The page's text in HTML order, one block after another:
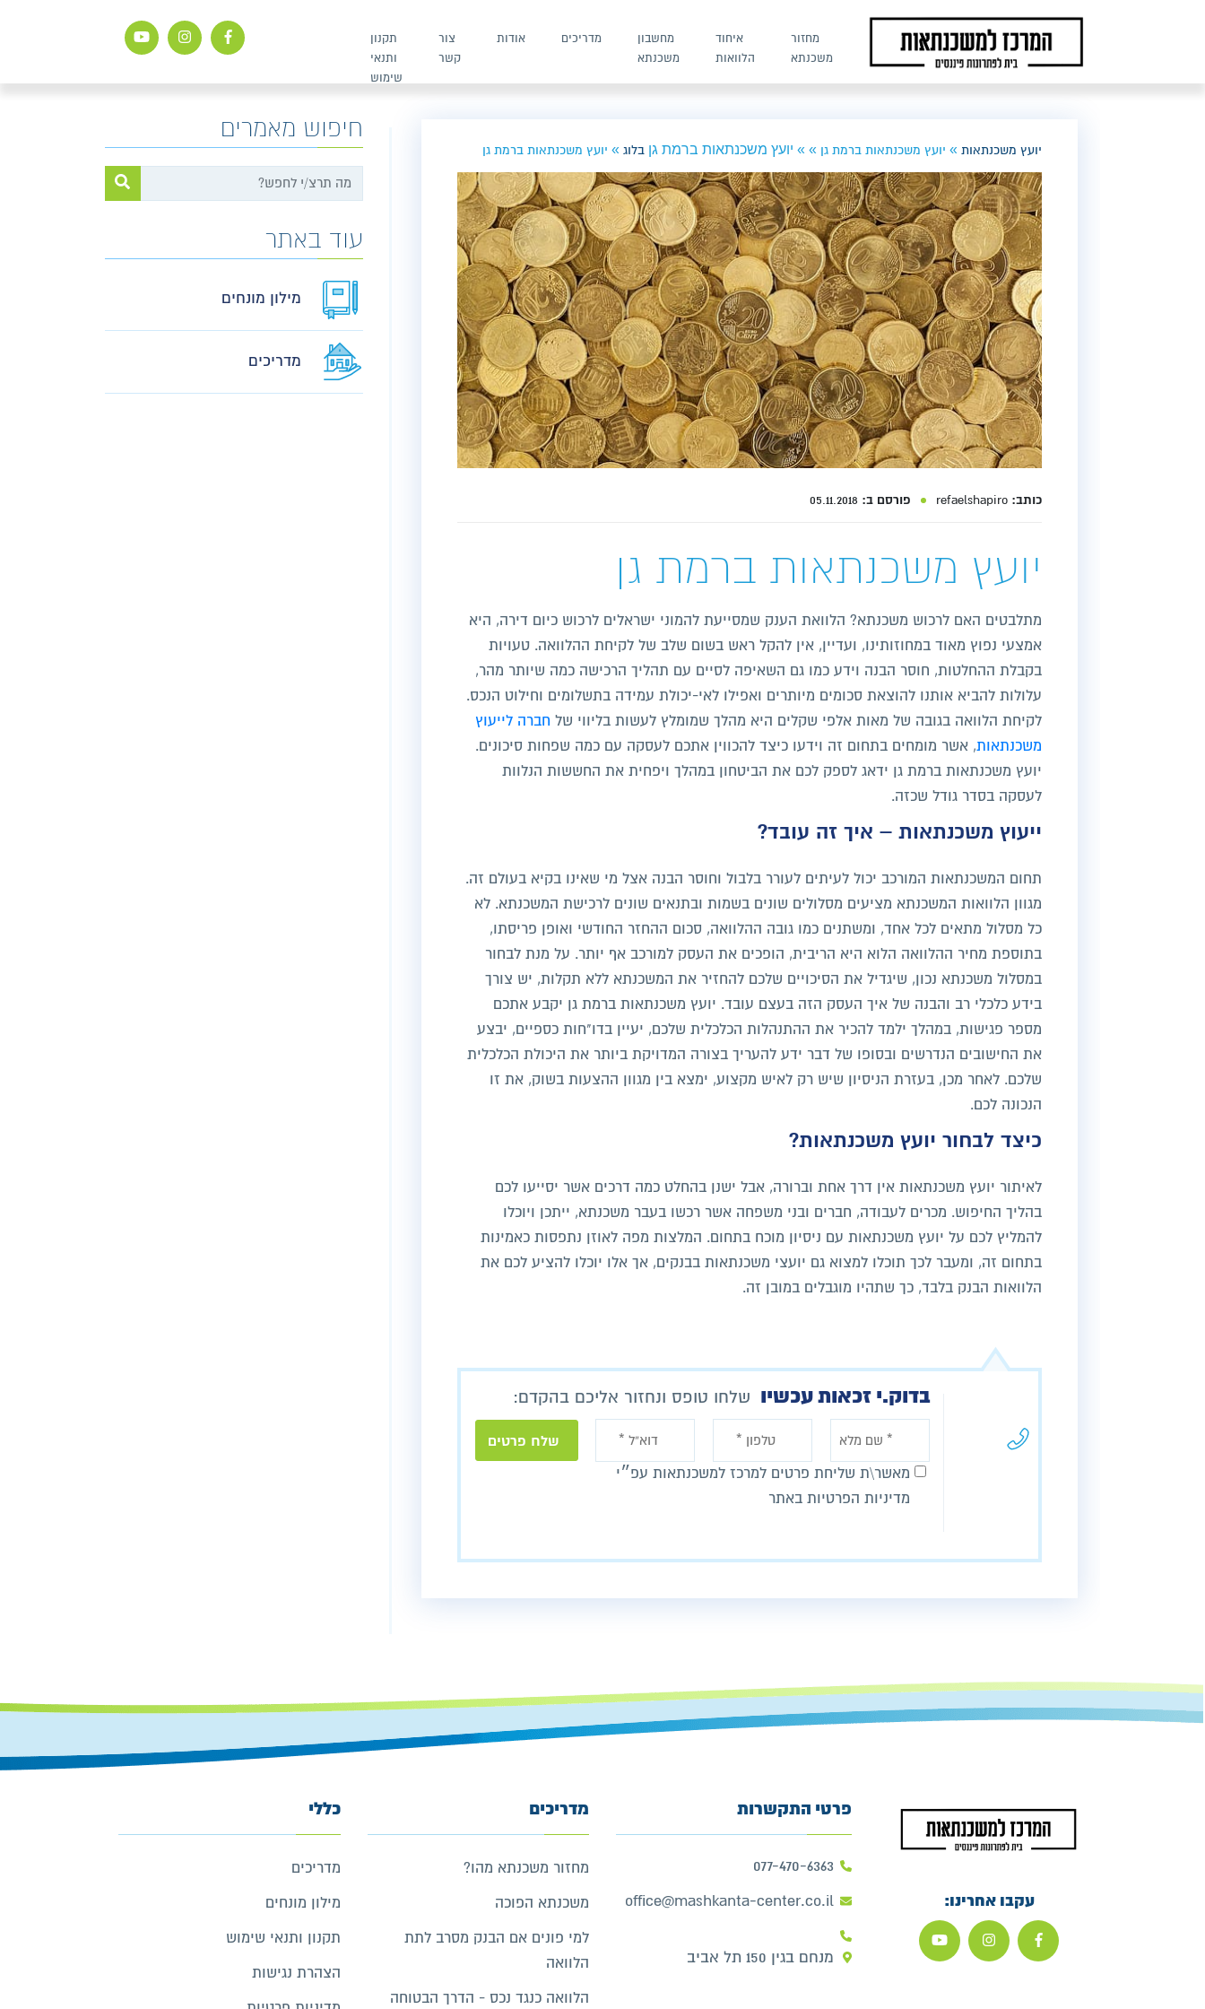
מחזור
משכנתא
איחוד
הלוואות
מחשבון
משכנתא
מדריכים אודות
צור
קשר
תקנון
ותנאי
שימוש
יועץ משכנתאות » יועץ משכנתאות ברמת גן »
» יועץ משכנתאות ברמת גן בלוג » יועץ משכנתאות ברמת גן
כותב: פורסם ב:
יועץ משכנתאות ברמת גן
מתלבטים האם לרכוש משכנתא? הלוואת הענק שמסייעת להמוני ישראלים לרכוש כיום דירה, היא
אמצעי נפוץ מאוד במחוזותינו, ועדיין, אין להקל ראש בשום שלב של לקיחת ההלוואה. טעויות
בקבלת ההחלטות, חוסר הבנה וידע כמו גם השאיפה לסיים עם תהליך הרכישה כמה שיותר מהר,
עלולות להביא אותנו להוצאת סכומים מיותרים ואפילו לאי-יכולת עמידה בתשלומים וחילוט הנכס.
לקיחת הלוואה בגובה של מאות אלפי שקלים היא מהלך שמומלץ לעשות בליווי של חברה לייעוץ
משכנתאות, אשר מומחים בתחום זה וידעו כיצד להכווין אתכם לעסקה עם כמה שפחות סיכונים.
יועץ משכנתאות ברמת גן ידאג לספק לכם את הביטחון במהלך ויפחית את החששות הנלוות
לעסקה בסדר גודל שכזה.
ייעוץ משכנתאות – איך זה עובד?
תחום המשכנתאות המורכב יכול לעיתים לעורר בלבול וחוסר הבנה אצל מי שאינו בקיא בעולם זה.
מגוון הלוואות המשכנתא מציעים מסלולים שונים בשמות ובתנאים שונים לרכישת המשכנתא. לא
כל מסלול מתאים לכל אחד, ומשתנים כמו גובה ההלוואה, סכום ההחזר החודשי ואופן פריסתו,
בתוספת מחיר ההלוואה הלוא היא הריבית, הופכים את העסק למורכב אף יותר. על מנת לבחור
במסלול משכנתא נכון, שיגדיל את הסיכויים שלכם להחזיר את המשכנתא ללא תקלות, יש צורך
בידע כלכלי רב והבנה של איך העסק הזה בעצם עובד. יועץ משכנתאות ברמת גן יקבע אתכם
מספר פגישות, במהלך ילמד להכיר את ההתנהלות הכלכלית שלכם, יעיין בדו"חות כספיים, יבצע
את החישובים הנדרשים ובסופו של דבר ידע להעריך בצורה המדויקת ביותר את היכולת הכלכלית
שלכם. לאחר מכן, בעזרת הניסיון שיש רק לאיש מקצוע, ימצא בין מגוון ההצעות בשוק, את זו
הנכונה לכם.
כיצד לבחור יועץ משכנתאות?
לאיתור יועץ משכנתאות אין דרך אחת וברורה, אבל ישנן בהחלט כמה דרכים אשר יסייעו לכם
בהליך החיפוש. מכרים לעבודה, חברים ובני משפחה אשר רכשו בעבר משכנתא, ייתכן ויוכלו
להמליץ לכם על יועץ משכנתאות עם ניסיון מוכח בתחום. המלצות מפה לאוזן נתפסות כאמינות
בתחום זה, ומעבר לכך תוכלו למצוא גם יועצי משכנתאות בבנקים, אך אלו יוכלו להציע לכם את
הלוואות הבנק בלבד, כך שתהיו מוגבלים במובן זה.
בדוק.י זכאות עכשיו שלחו טופס ונחזור אליכם בהקדם:
מאשר\ת שליחת פרטים למרכז למשכנתאות עפ״י
מדיניות הפרטיות באתר
חיפוש מאמרים
עוד באתר
מילון מונחים
מדריכים
כללי
מדריכים
מילון מונחים
תקנון ותנאי שימוש
הצהרת נגישות
מדריכים
מחזור משכנתא מהו?
משכנתא הפוכה
למי פונים אם הבנק מסרב לתת
הלוואה
הלוואה כנגד נכס - הדרך הבטוחה
פרטי התקשרות
077-470-6363
office@mashkanta-center.co.il
מנחם בגין 150 תל אביב
עקבו אחרינו: